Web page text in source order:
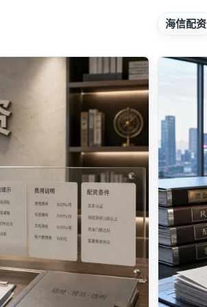
海信配资